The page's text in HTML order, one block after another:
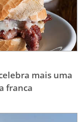
mais uma
franca